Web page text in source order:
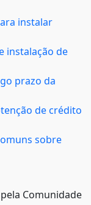
instalar
instalação de
prazo da
de crédito
sobre
Comunidade